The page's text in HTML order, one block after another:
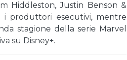
Hiddleston, Justin Benson &
i produttori esecutivi, mentre
stagione della serie Marvel
su Disney+.